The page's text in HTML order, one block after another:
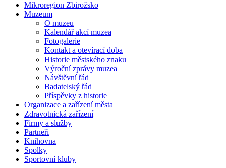
Mikroregion Zbirožsko
Muzeum
O muzeu
Kalendář akcí muzea
Fotogalerie
Kontakt a otevírací doba
Historie městského znaku
Výroční zprávy muzea
Návštěvní řád
Badatelský řád
Příspěvky z historie
Organizace a zařízení města
Zdravotnická zařízení
Firmy a služby
Partneři
Knihovna
Spolky
Sportovní kluby